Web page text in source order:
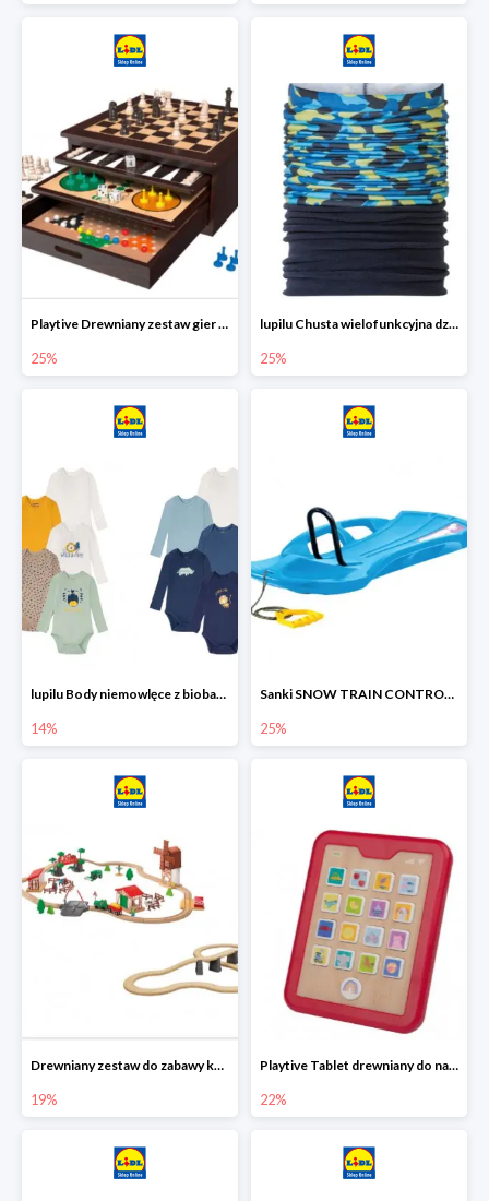
Playtive Drewniany zestaw gier 10 w 1
25%
lupilu Chusta wielofunkcyjna dziecięca
25%
lupilu Body niemowlęce z biobawełny
14%
Sanki SNOW TRAIN CONTROL -25%
25%
Drewniany zestaw do zabawy kolejką - farma i wiadukt
19%
Playtive Tablet drewniany do nauki, interaktywny
22%